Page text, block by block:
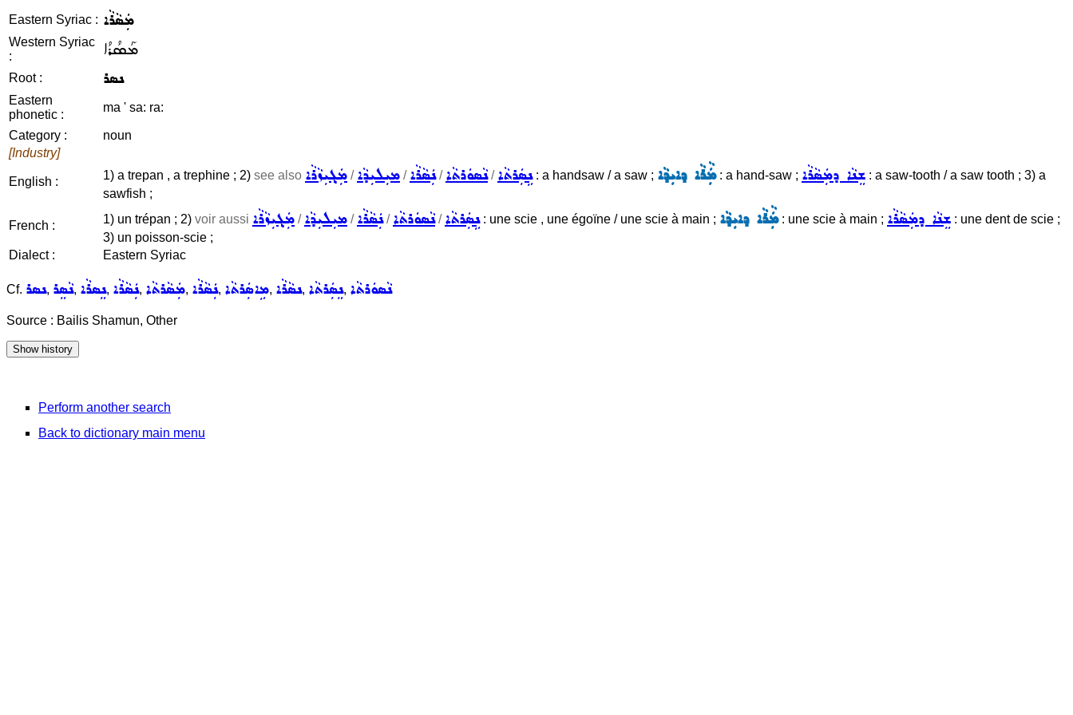
Eastern Syriac : ܡܲܣܵܪܵܐ
Western Syriac
:
ܡܰܣܳܪܳܐ
Root : ܢܣܪ
Eastern
phonetic :
ma ' sa: ra:
Category :
noun
[Industry]
English : 1) a trepan , a trephine ; 2) see also ܡܲܓ݂ܝܼܙܵܪܵܐ /ܡܝܼܠܝܼܕܵܐ /ܢܲܣܵܪܵܐ/ܢܵܣܘܿܪܬܵܐ/ܢܹܣܲܪܬܵܐ: a handsaw / a saw ; ܡܲܵܪܵܐ ܕܐܝܼܕܵܐ: a hand-saw ; ܫܸܢܵܐ ܕܡܲܣܵܪܵܐ : a saw-tooth / a saw tooth ; 3) a
sawfish ;
French : 1) un trépan ; 2) voir aussi ܡܲܓ݂ܝܼܙܵܪܵܐ /ܡܝܼܠܝܼܕܵܐ /ܢܲܣܵܪܵܐ/ܢܵܣܘܿܪܬܵܐ/ܢܹܣܲܪܬܵܐ: une scie , une égoïne / une scie à main ; ܡܲܵܪܵܐ ܕܐܝܼܕܵܐ: une scie à main ; ܫܸܢܵܐ ܕܡܲܣܵܪܵܐ : une dent de scie ;
3) un poisson-scie ;
Dialect :
Eastern Syriac
Cf. ܢܣܪ, ܢܵܣܸܪ, ܢܸܣܪܵܐ, ܢܲܣܵܪܵܐ, ܡܲܣܵܪܬܵܐ, ܢܲܣܵܪܵܐ, ܡܹܐܣܲܪܬܵܐ, ܢܣܵܪܵܐ, ܢܸܣܲܪܬܵܐ, ܢܵܣܘܿܪܬܵܐ
Source : Bailis Shamun, Other
Perform another search
Back to dictionary main menu